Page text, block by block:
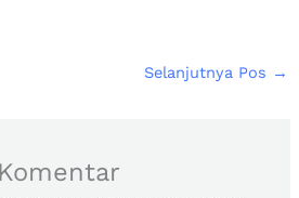
Selanjutnya Pos →